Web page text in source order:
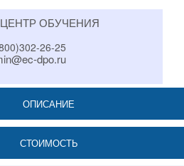
ОБУЧЕНИЯ
26-25
dpo.ru
ОПИСАНИЕ
СТОИМОСТЬ